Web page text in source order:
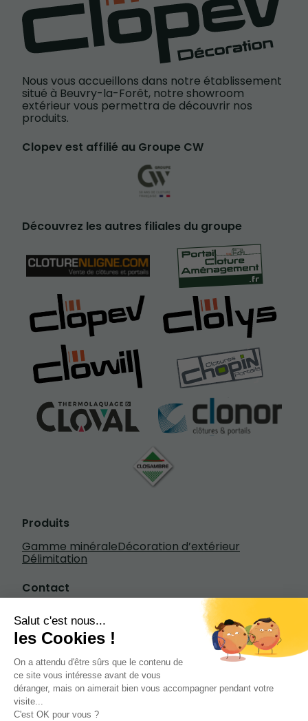
Nous vous accueillons dans notre établissement
situé à Beuvry-la-Forêt, notre showroom
extérieur vous permettra de découvrir nos
produits.
Clopev est affilié au Groupe CW
Découvrez les autres filiales du groupe
Produits
Gamme minéraleDécoration d’extérieur
Délimitation
Contact
Écrivez-nous
+33 3 20 84 79 84
1601 rue Henry Fievet, 59310 Beuvry-la-
de 7h à 18h30 du lundi au vendredi de 8h à
13h le samedi